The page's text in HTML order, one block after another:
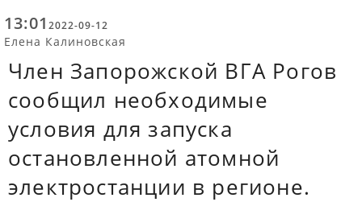
13:01 2022-09-12
Елена Калиновская
Член Запорожской ВГА Рогов
сообщил необходимые
условия для запуска
остановленной атомной
электростанции в регионе.